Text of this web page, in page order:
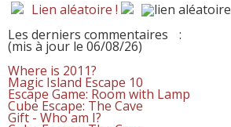
Lien aléatoire !
Les derniers commentaires
:
(mis à jour le 06/08/26)
Where is 2011?
Magic Island Escape 10
Escape Game: Room with Lamp
Cube Escape: The Cave
Gift - Who am I?